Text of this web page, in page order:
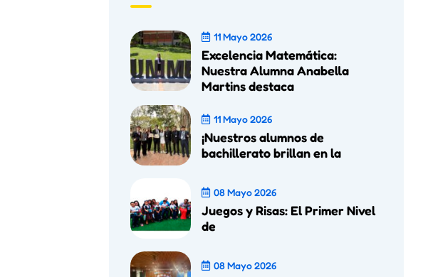
11 Mayo 2026
Excelencia Matemática:
Nuestra Alumna Anabella
Martins destaca
11 Mayo 2026
¡Nuestros alumnos de
bachillerato brillan en la
08 Mayo 2026
Juegos y Risas: El Primer Nivel
de
08 Mayo 2026